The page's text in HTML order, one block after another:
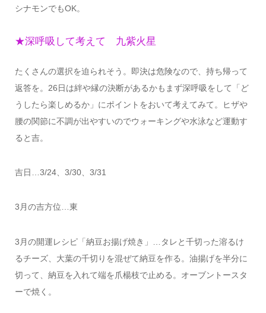
シナモンでもOK。
★深呼吸して考えて 九紫火星
たくさんの選択を迫られそう。即決は危険なので、持ち帰って
返答を。26日は絆や縁の決断があるかもまず深呼吸をして「ど
うしたら楽しめるか」にポイントをおいて考えてみて。ヒザや
腰の関節に不調が出やすいのでウォーキングや水泳など運動す
ると吉。
吉日…3/24、3/30、3/31
3月の吉方位…東
3月の開運レシピ「納豆お揚げ焼き」…タレと千切った溶るけ
るチーズ、大葉の千切りを混ぜて納豆を作る。油揚げを半分に
切って、納豆を入れて端を爪楊枝で止める。オーブントースタ
ーで焼く。